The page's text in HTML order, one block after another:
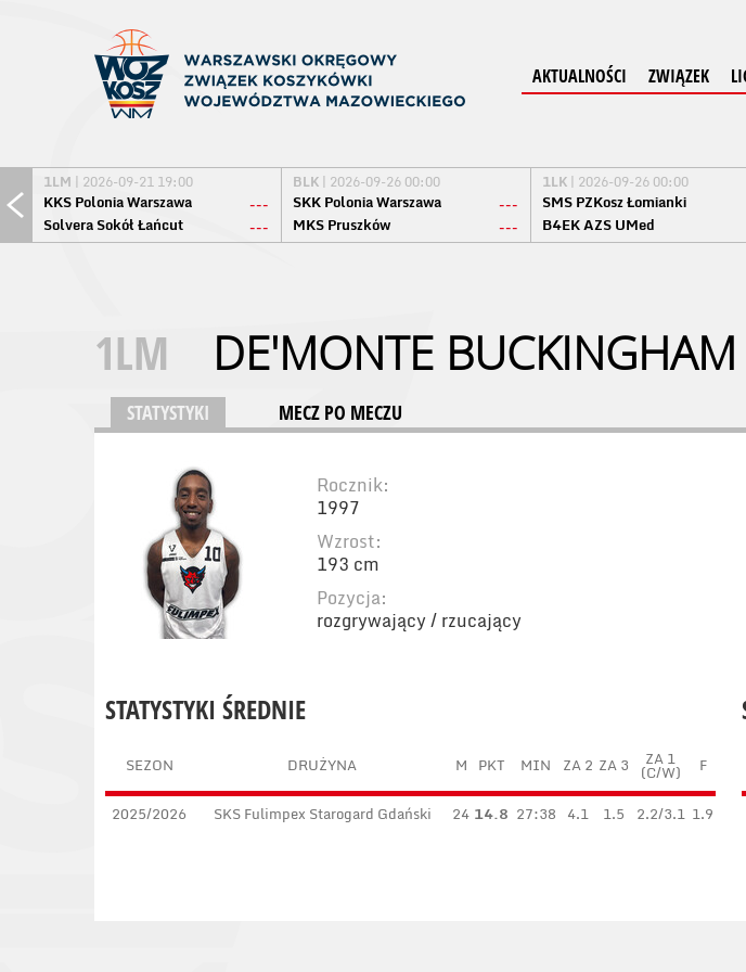
AKTUALNOŚCI ZWIĄZEK
1LM | 2026-09-21 19:00
KKS Polonia Warszawa
---
Solvera Sokół Łańcut
---
BLK | 2026-09-26 00:00
SKK Polonia Warszawa
---
MKS Pruszków
---
1LK | 2026-09-26 00:00
SMS PZKosz Łomianki
B4EK AZS UMed
1LM DE'MONTE BUCKINGHAM
STATYSTYKI MECZ PO MECZU
Rocznik:
1997
Wzrost:
193 cm
Pozycja:
rozgrywający / rzucający
STATYSTYKI ŚREDNIE
SEZON DRUŻYNA M PKT MIN ZA 2 ZA 3 ZA 1
(C/W) F
2025/2026 SKS Fulimpex Starogard Gdański 24 14.8 27:38 4.1 1.5 2.2/3.1 1.9